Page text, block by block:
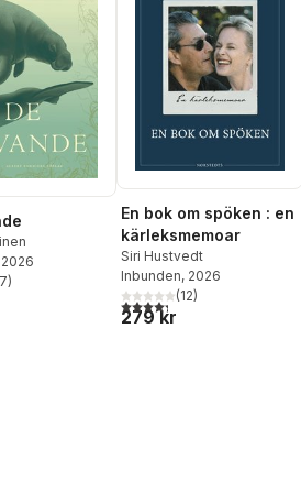
2026
Totalt antal röster:
)
En bok om spöken : en
kärleksmemoar
Siri Hustvedt
Inbunden, 2026
4,3utav 5 stjärnor. Totalt
(12)
279 kr